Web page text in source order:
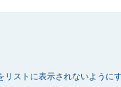
リストに表示されないように